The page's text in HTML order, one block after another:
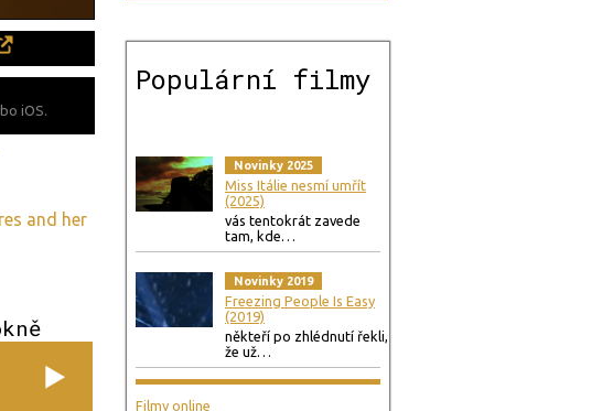
iOS.
and her
Populární filmy
Novinky 2025
Miss Itálie nesmí umřít
(2025)
vás tentokrát zavede
tam, kde…
Novinky 2019
Freezing People Is Easy
(2019)
někteří po zhlédnutí řekli,
že už…
Filmy online